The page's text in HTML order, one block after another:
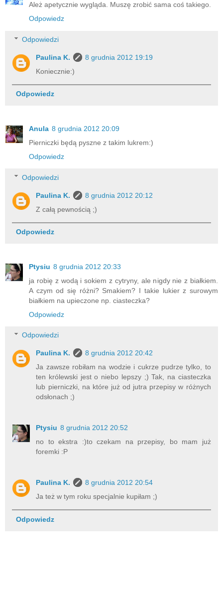
Ależ apetycznie wygląda. Muszę zrobić sama coś takiego.
Odpowiedz
Odpowiedzi
Paulina K.
8 grudnia 2012 19:19
Koniecznie:)
Odpowiedz
Anula 8 grudnia 2012 20:09
Pierniczki będą pyszne z takim lukrem:)
Odpowiedz
Odpowiedzi
Paulina K.
8 grudnia 2012 20:12
Z całą pewnością ;)
Odpowiedz
Ptysiu 8 grudnia 2012 20:33
ja robię z wodą i sokiem z cytryny, ale nigdy nie z białkiem.
A czym od się różni? Smakiem? I takie lukier z surowym
białkiem na upieczone np. ciasteczka?
Odpowiedz
Odpowiedzi
Paulina K.
8 grudnia 2012 20:42
Ja zawsze robiłam na wodzie i cukrze pudrze tylko, to
ten królewski jest o niebo lepszy ;) Tak, na ciasteczka
lub pierniczki, na które już od jutra przepisy w różnych
odsłonach ;)
Ptysiu 8 grudnia 2012 20:52
no to ekstra :)to czekam na przepisy, bo mam już
foremki :P
Paulina K.
8 grudnia 2012 20:54
Ja też w tym roku specjalnie kupiłam ;)
Odpowiedz